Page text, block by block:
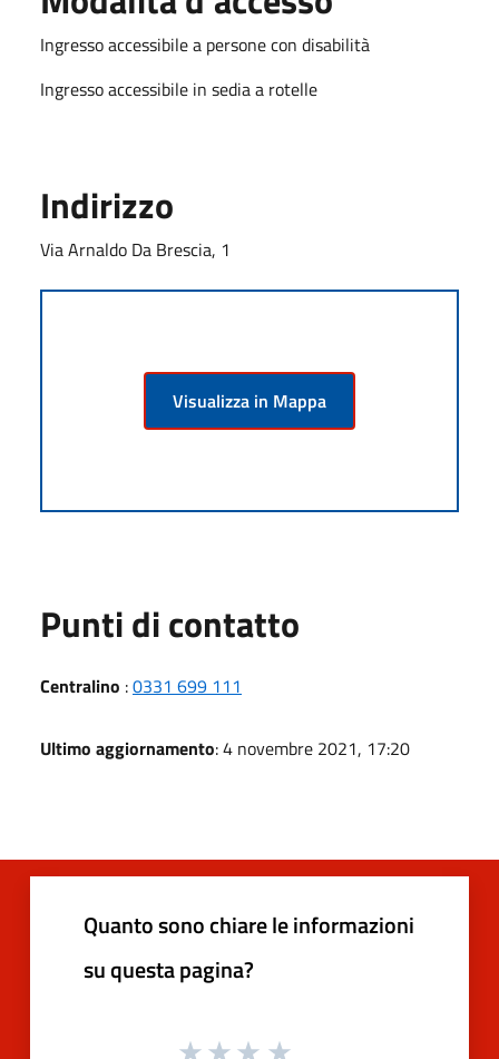
Ingresso accessibile a persone con disabilità
Ingresso accessibile in sedia a rotelle
Indirizzo
Via Arnaldo Da Brescia, 1
Visualizza in Mappa
Punti di contatto
Centralino :0331 699 111
Ultimo aggiornamento: 4 novembre 2021, 17:20
Quanto sono chiare le informazioni
su questa pagina?